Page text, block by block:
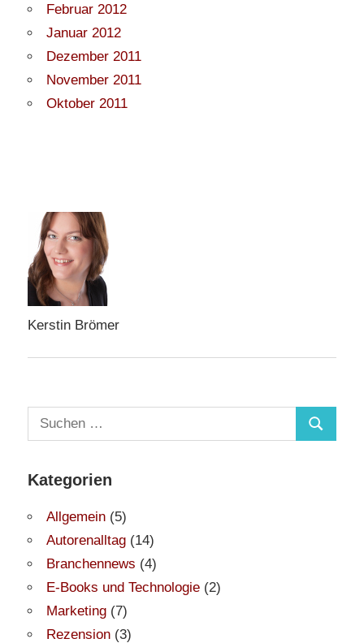
Februar 2012
Januar 2012
Dezember 2011
November 2011
Oktober 2011
Kerstin Brömer
Suchen
nach:
Suchen
Kategorien
Allgemein (5)
Autorenalltag (14)
Branchennews (4)
E-Books und Technologie (2)
Marketing (7)
Rezension (3)